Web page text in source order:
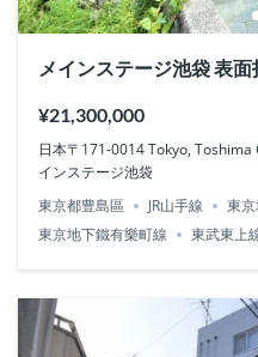
メインステージ池袋 表
¥21,300,000
日本〒171-0014 Tokyo,
インステージ池袋
東京都豊島區
JR山手線
東
東京地下鐵有樂町線
東武東上